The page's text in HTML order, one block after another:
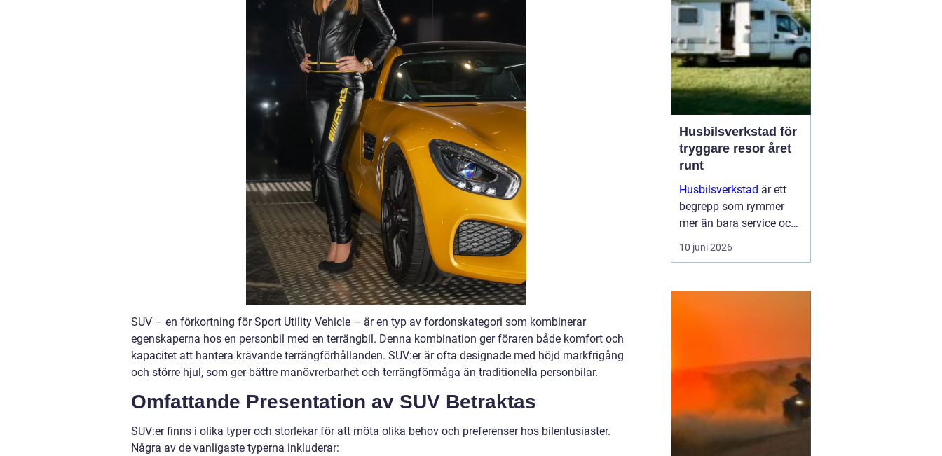
SUV – en förkortning för Sport Utility Vehicle – är en typ av fordonskategori som kombinerar
egenskaperna hos en personbil med en terrängbil. Denna kombination ger föraren både komfort och
kapacitet att hantera krävande terrängförhållanden. SUV:er är ofta designade med höjd markfrigång
och större hjul, som ger bättre manövrerbarhet och terrängförmåga än traditionella personbilar.
Omfattande Presentation av SUV Betraktas
SUV:er finns i olika typer och storlekar för att möta olika behov och preferenser hos bilentusiaster.
Några av de vanligaste typerna inkluderar:
innebära att körkortet är
i handen på bara några
veckor. Nyckeln h...
Husbilsverkstad för
tryggare resor året
runt
Husbilsverkstad är ett
begrepp som rymmer
mer än bara service och
reparationer. En välskött
husbil ger trygghet,
vägen. G...
10 juni 2026